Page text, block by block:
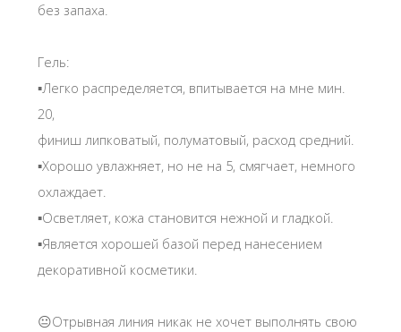
без запаха.
Гель:
▪️Легко распределяется, впитывается на мне мин.
20,
финиш липковатый, полуматовый, расход средний.
▪️Хорошо увлажняет, но не на 5, смягчает, немного
охлаждает.
▪️Осветляет, кожа становится нежной и гладкой.
▪️Является хорошей базой перед нанесением
декоративной косметики.
😐Отрывная линия никак не хочет выполнять свою